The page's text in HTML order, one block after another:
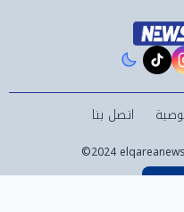
tiktok
اتصل بنا
©2024